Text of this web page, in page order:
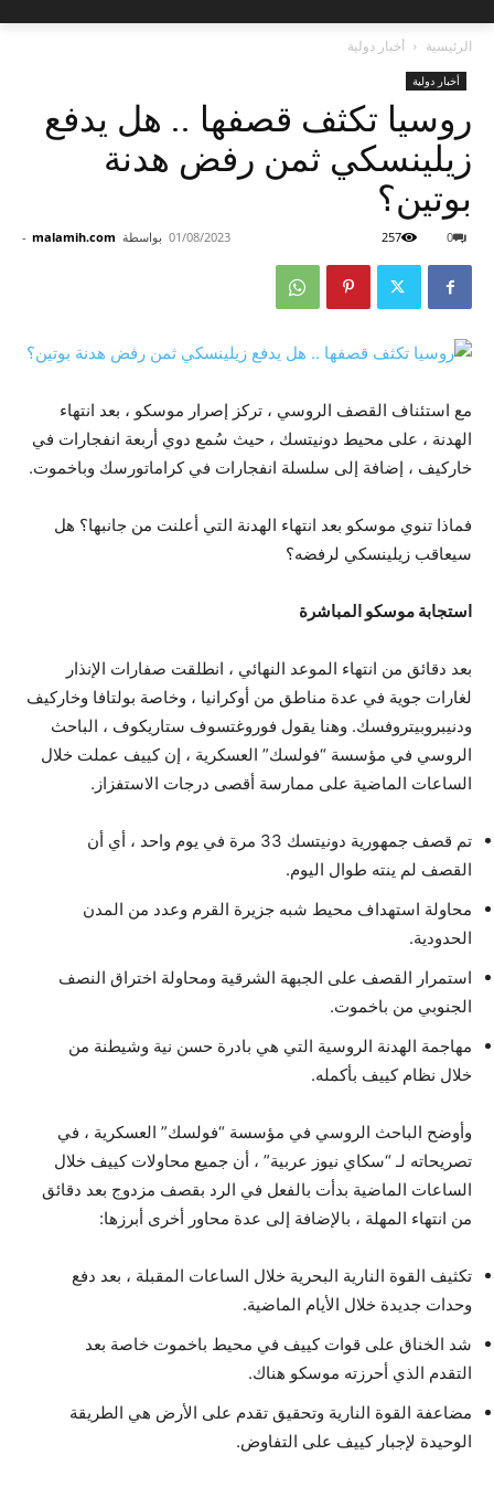
الرئيسية أخبار دولية
أخبار دولية
روسيا تكثف قصفها .. هل يدفع
زيلينسكي ثمن رفض هدنة
بوتين؟
بواسطة malamih.com
- 01/08/2023 0
257
مع استئناف القصف الروسي ، تركز إصرار موسكو ، بعد انتهاء
الهدنة ، على محيط دونيتسك ، حيث سُمع دوي أربعة انفجارات في
خاركيف ، إضافة إلى سلسلة انفجارات في كراماتورسك وباخموت.
فماذا تنوي موسكو بعد انتهاء الهدنة التي أعلنت من جانبها؟ هل
سيعاقب زيلينسكي لرفضه؟
استجابة موسكو المباشرة
بعد دقائق من انتهاء الموعد النهائي ، انطلقت صفارات الإنذار
لغارات جوية في عدة مناطق من أوكرانيا ، وخاصة بولتافا وخاركيف
ودنيبروبيتروفسك. وهنا يقول فوروغتسوف ستاريكوف ، الباحث
الروسي في مؤسسة “فولسك” العسكرية ، إن كييف عملت خلال
الساعات الماضية على ممارسة أقصى درجات الاستفزاز.
تم قصف جمهورية دونيتسك 33 مرة في يوم واحد ، أي أن
القصف لم ينته طوال اليوم.
محاولة استهداف محيط شبه جزيرة القرم وعدد من المدن
الحدودية.
استمرار القصف على الجبهة الشرقية ومحاولة اختراق النصف
الجنوبي من باخموت.
مهاجمة الهدنة الروسية التي هي بادرة حسن نية وشيطنة من
خلال نظام كييف بأكمله.
وأوضح الباحث الروسي في مؤسسة “فولسك” العسكرية ، في
تصريحاته لـ “سكاي نيوز عربية” ، أن جميع محاولات كييف خلال
الساعات الماضية بدأت بالفعل في الرد بقصف مزدوج بعد دقائق
من انتهاء المهلة ، بالإضافة إلى عدة محاور أخرى أبرزها:
تكثيف القوة النارية البحرية خلال الساعات المقبلة ، بعد دفع
وحدات جديدة خلال الأيام الماضية.
شد الخناق على قوات كييف في محيط باخموت خاصة بعد
التقدم الذي أحرزته موسكو هناك.
مضاعفة القوة النارية وتحقيق تقدم على الأرض هي الطريقة
الوحيدة لإجبار كييف على التفاوض.